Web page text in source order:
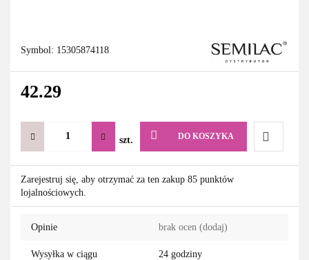
Symbol: 15305874118
42.29
szt. DO KOSZYKA
Do
Zarejestruj się, aby otrzymać za ten zakup 85 punktów
lojalnościowych.
Opinie brak ocen (dodaj)
Wysyłka w ciągu 24 godziny